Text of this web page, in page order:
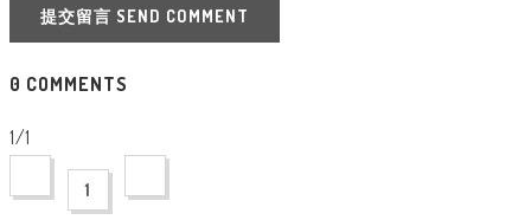
提交留言 SEND COMMENT
0 COMMENTS
1/1
1